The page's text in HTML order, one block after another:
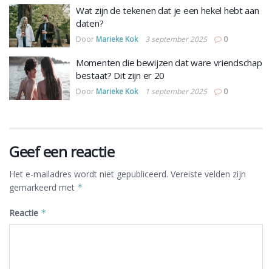
Wat zijn de tekenen dat je een hekel hebt aan
daten?
Door Marieke Kok 3 september 2025 0
Momenten die bewijzen dat ware vriendschap
bestaat? Dit zijn er 20
Door Marieke Kok 1 september 2025 0
Geef een reactie
Het e-mailadres wordt niet gepubliceerd. Vereiste velden zijn
gemarkeerd met *
Reactie *